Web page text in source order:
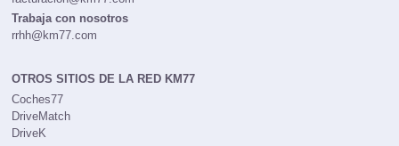
Trabaja con nosotros
rrhh@km77.com
OTROS SITIOS DE LA RED KM77
Coches77
DriveMatch
DriveK